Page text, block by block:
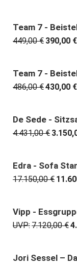
13% günstiger
Team 7 -
449,00€
449,00 €
390,00 €
12% günstiger
Team 7 -
486,00€
486,00 €
430,00 €
29% günstiger
De Sede -
4.431,00€
32% günstiger
Edra - Sofa
17.150,00€
30% günstiger
Vipp -
UVP:7.120,00€
40% günstiger
Jori Sessel –